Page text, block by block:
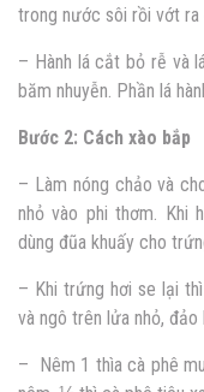
trong nước sôi rồi vớt ra
– Hành lá cắt bỏ rễ và
băm nhuyễn. Phần lá
Bước 2: Cách xào bắp
– Làm nóng chảo và
nhỏ vào phi thơm. Khi
dùng đũa khuấy cho
– Khi trứng hơi se lại
và ngô trên lửa nhỏ,
– Nêm 1 thìa cà phê